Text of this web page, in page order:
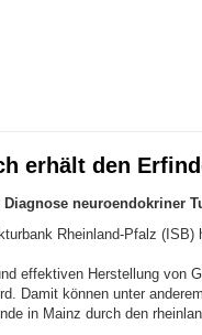
erhält den
neuroendokriner
Rheinland-Pfalz
effektiven Herstellung von
Damit können unter
in Mainz durch den